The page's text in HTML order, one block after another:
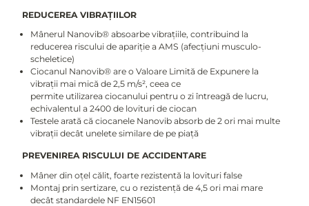
REDUCEREA VIBRAȚIILOR
Mânerul Nanovib® absoarbe vibrațiile, contribuind la
reducerea riscului de apariție a AMS (afecțiuni musculo-
scheletice)
Ciocanul Nanovib® are o Valoare Limită de Expunere la
vibrații mai mică de 2,5 m/s², ceea ce
permite utilizarea ciocanului pentru o zi întreagă de lucru,
echivalentul a 2400 de lovituri de ciocan
Testele arată că ciocanele Nanovib absorb de 2 ori mai multe
vibrații decât unelete similare de pe piață
PREVENIREA RISCULUI DE ACCIDENTARE
Mâner din oțel călit, foarte rezistentă la lovituri false
Montaj prin sertizare, cu o rezistență de 4,5 ori mai mare
decât standardele NF EN15601